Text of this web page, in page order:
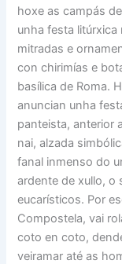
hoxe as campás
unha festa
mitradas e
con chirimías e
basílica de Roma.
anuncian unha
panteista, anterior
nai, alzada
fanal inmenso do
ardente de xullo, o
eucarísticos. Por
Compostela, vai
coto en coto,
veiramar até as